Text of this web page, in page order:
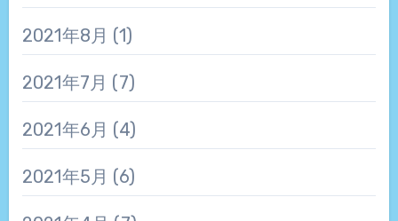
2021年8月 (1)
2021年7月 (7)
2021年6月 (4)
2021年5月 (6)